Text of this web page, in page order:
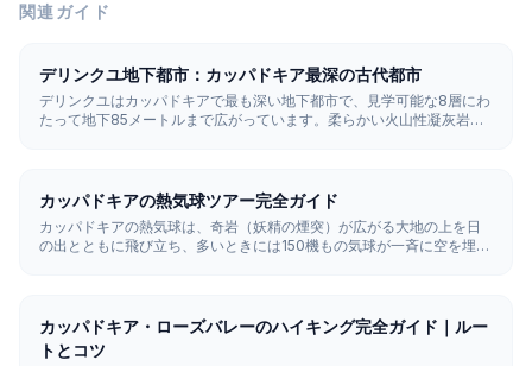
関連ガイド
デリンクユ地下都市：カッパドキア最深の古代都市
デリンクユはカッパドキアで最も深い地下都市で、見学可能な8層にわ
たって地下85メートルまで広がっています。柔らかい火山性凝灰岩を
カッパドキアの熱気球ツアー完全ガイド
カッパドキアの熱気球は、奇岩（妖精の煙突）が広がる大地の上を日
の出とともに飛び立ち、多いときには150機もの気球が一斉に空を埋め
カッパドキア・ローズバレーのハイキング完全ガイド｜ルー
トとコツ